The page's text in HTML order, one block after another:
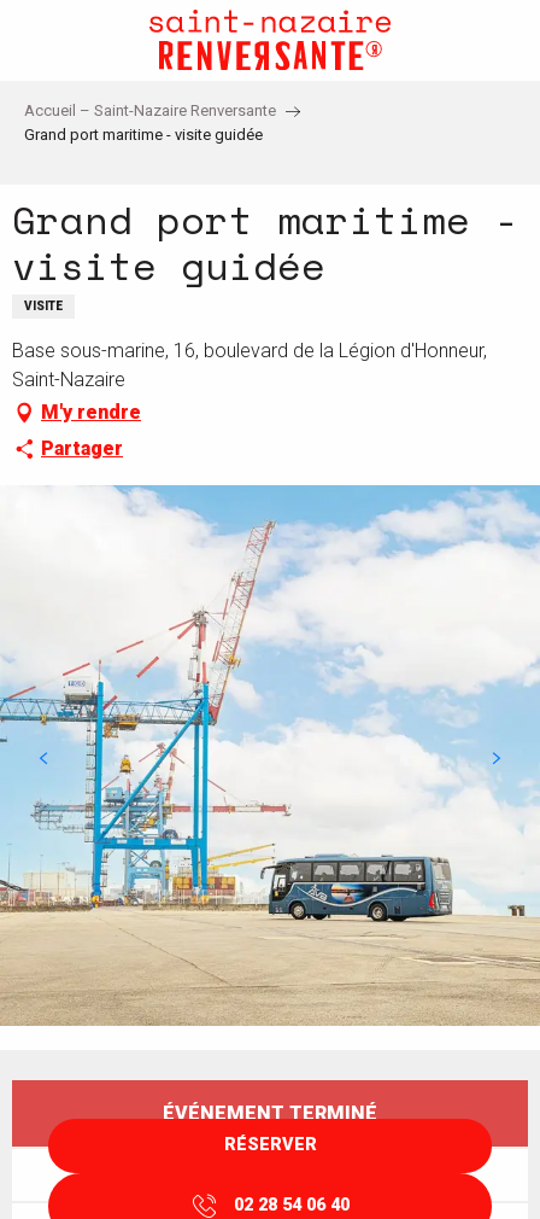
principal
Accueil – Saint-Nazaire Renversante
Grand port maritime - visite guidée
Grand port maritime -
visite guidée
VISITE
Base sous-marine, 16, boulevard de la Légion d'Honneur,
Saint-Nazaire
M'y rendre
Partager
ÉVÉNEMENT TERMINÉ
RÉSERVER
02 28 54 06 40